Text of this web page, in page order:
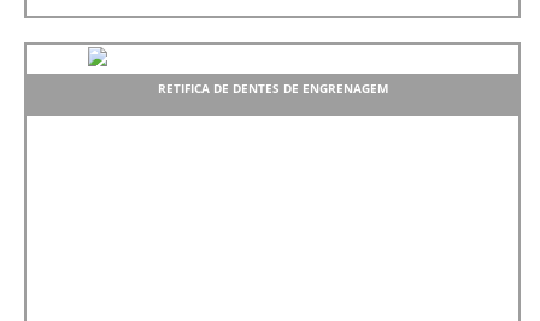
RETIFICA DE DENTES DE ENGRENAGEM